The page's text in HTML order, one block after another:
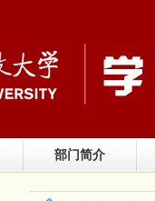
部门简介